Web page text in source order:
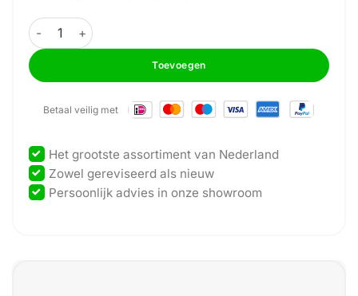
Technogym - Synchro 1000 LED - Crosstrainer aantal
Toevoegen
Betaal veilig met
Het grootste assortiment van Nederland
Zowel gereviseerd als nieuw
Persoonlijk advies in onze showroom